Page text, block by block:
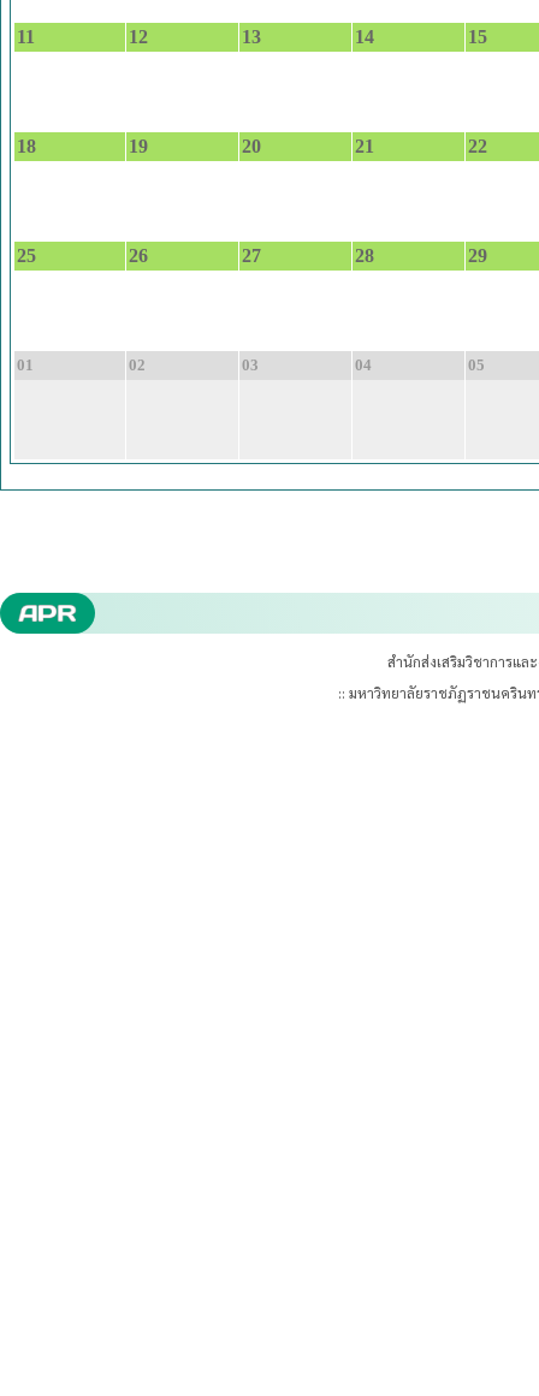
11 12 13 14 15
18 19 20 21 22
25 26 27 28 29
01 02 03 04 05
สำนักส่งเสริมวิชาการแ
:: มหาวิทยาลัยราชภัฏราชนคริน